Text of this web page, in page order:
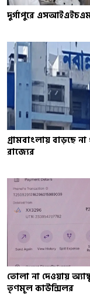
দুর্গাপুরে
গ্রামবাংলায় বাড়ছে না
রাজ্যের
তোলা না দেওয়ায়
তৃণমূল কাউন্সিলর